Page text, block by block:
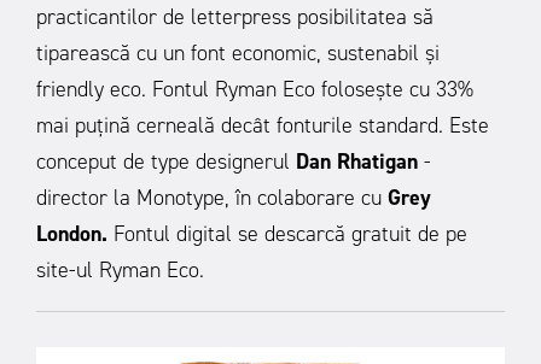
practicantilor de letterpress posibilitatea să
tiparească cu un font economic, sustenabil și
friendly eco. Fontul Ryman Eco folosește cu 33%
mai puțină cerneală decât fonturile standard. Este
conceput de type designerul Dan Rhatigan -
director la Monotype, în colaborare cu Grey
London. Fontul digital se descarcă gratuit de pe
site-ul Ryman Eco.